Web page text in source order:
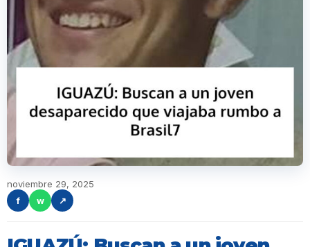
noviembre 29, 2025
f
w ↗